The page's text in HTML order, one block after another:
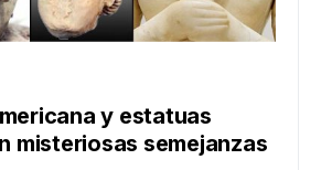
y estatuas
misteriosas semejanzas